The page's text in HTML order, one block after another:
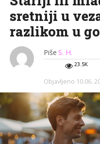
sretniji u
razlikom u
Piše S. H.
23.5K
Objavljeno 10.06.